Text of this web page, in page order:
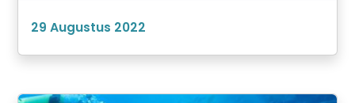
29 Augustus 2022